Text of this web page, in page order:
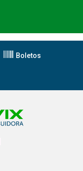
Boletos